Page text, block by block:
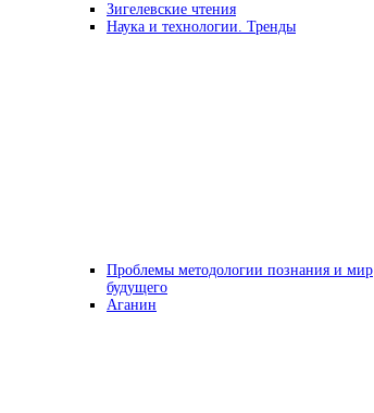
Зигелевские чтения
Наука и технологии. Тренды
Проблемы методологии познания и мир
будущего
Аганин